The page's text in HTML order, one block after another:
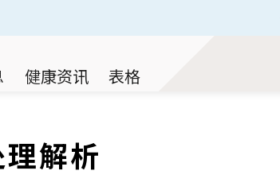
健康资讯 表格
解析